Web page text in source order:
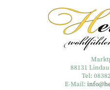
88131
Tel:
E-Mail: